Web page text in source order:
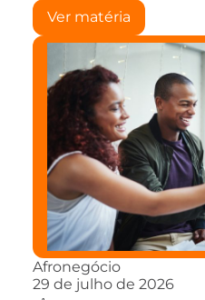
Ver matéria
Afronegócio
29 de julho de 2026